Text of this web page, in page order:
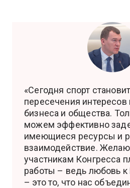
«Сегодня спорт
пересечения интересов
бизнеса и общества.
можем эффективно
имеющиеся ресурсы и
взаимодействие.
участникам Конгресса
работы – ведь любовь к
– это то, что нас